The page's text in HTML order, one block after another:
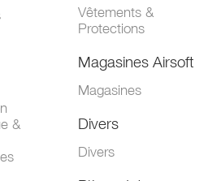
&
Vêtements &
Protections
Magasines Airsoft
Magasines
Divers
Divers